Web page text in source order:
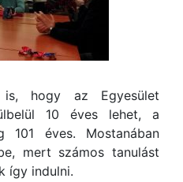
hogy az Egyesület
10 éves lehet, a
101 éves. Mostanában
mert számos tanulást
így indulni.